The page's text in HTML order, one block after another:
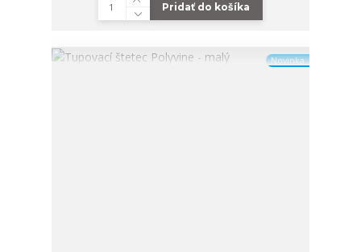
Pridať do košíka
Novinka